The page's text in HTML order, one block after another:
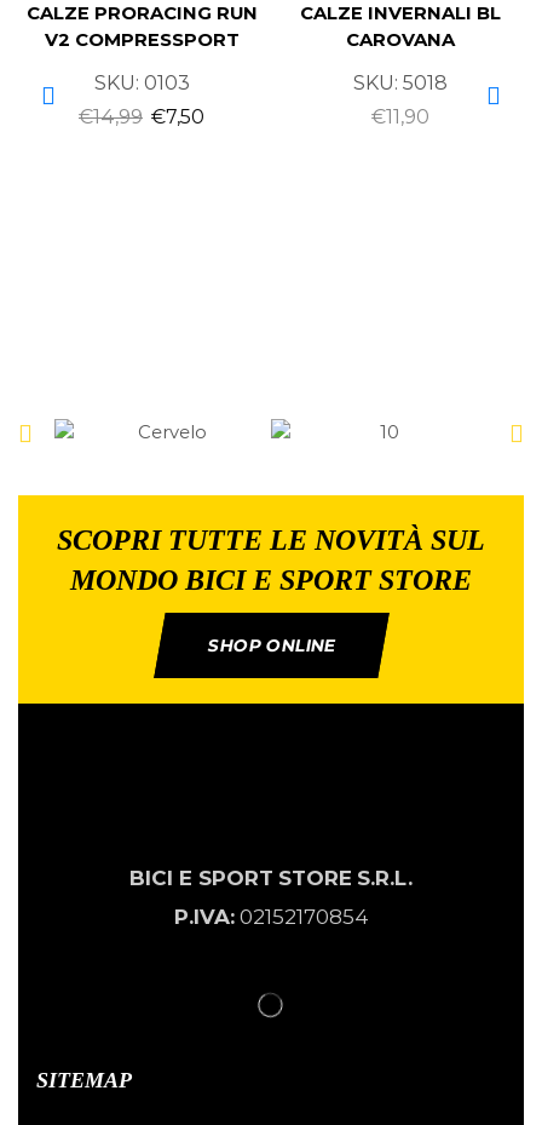
CALZE PRORACING RUN
V2 COMPRESSPORT
SKU: 0103
€14,99 €7,50
CALZE INVERNALI BL
CAROVANA
SKU: 5018
€11,90
SCOPRI TUTTE LE NOVITÀ SUL
MONDO BICI E SPORT STORE
SHOP ONLINE
BICI E SPORT STORE S.R.L.
P.IVA:02152170854
SITEMAP